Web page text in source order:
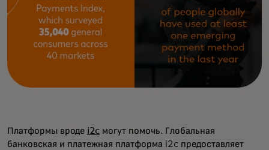
Платформы вроде i2c могут помочь. Глобальная
банковская и платежная платформа i2c предоставляет